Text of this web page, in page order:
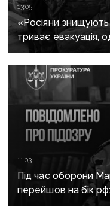
13:05
«Росіяни знищують
триває евакуація,
після загибелі
11:03
Під час оборони
перейшов на бік
з «Азовсталі»